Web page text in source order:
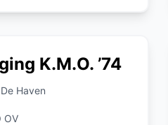
K.M.O. ’74
Haven
OV